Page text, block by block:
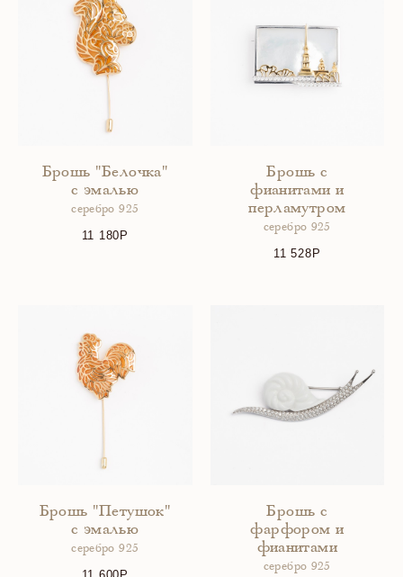
Брошь "Белочка"
с эмалью
серебро 925
11 180
Брошь с
фианитами и
перламутром
серебро 925
11 528
Брошь "Петушок"
с эмалью
серебро 925
Брошь с
фарфором и
фианитами
серебро 925